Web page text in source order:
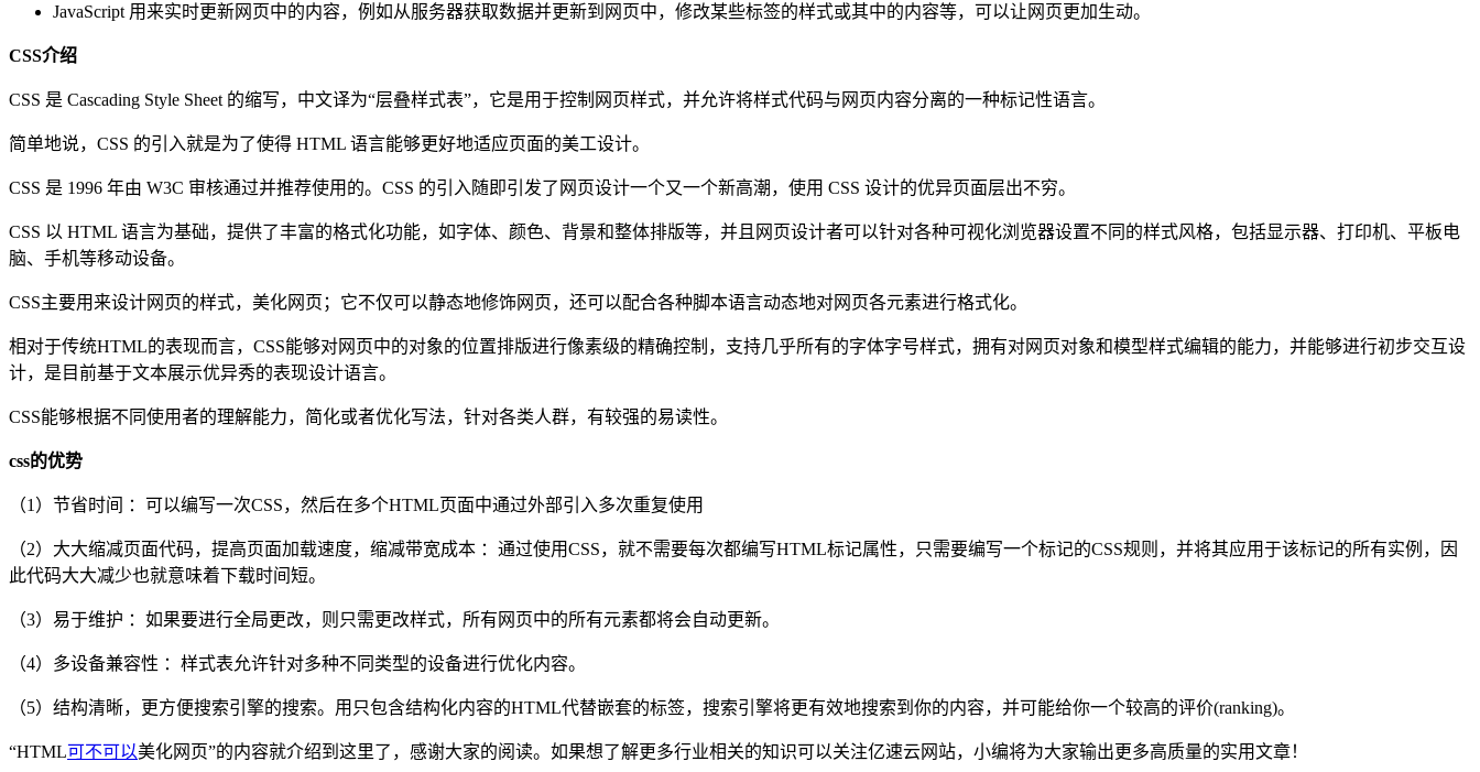
JavaScript 用来实时更新网页中的内容，例如从服务器获取数据并更新到网页中，修改某些标签的样式或其中的内容等，可以让网页更加生动。
CSS介绍
CSS 是 Cascading Style Sheet 的缩写，中文译为“层叠样式表”，它是用于控制网页样式，并允许将样式代码与网页内容分离的一种标记性语言。
简单地说，CSS 的引入就是为了使得 HTML 语言能够更好地适应页面的美工设计。
CSS 是 1996 年由 W3C 审核通过并推荐使用的。CSS 的引入随即引发了网页设计一个又一个新高潮，使用 CSS 设计的优异页面层出不穷。
CSS 以 HTML 语言为基础，提供了丰富的格式化功能，如字体、颜色、背景和整体排版等，并且网页设计者可以针对各种可视化浏览器设置不同的样式风格，包括显示器、打印机、平板电
脑、手机等移动设备。
CSS主要用来设计网页的样式，美化网页；它不仅可以静态地修饰网页，还可以配合各种脚本语言动态地对网页各元素进行格式化。
相对于传统HTML的表现而言，CSS能够对网页中的对象的位置排版进行像素级的精确控制，支持几乎所有的字体字号样式，拥有对网页对象和模型样式编辑的能力，并能够进行初步交互设
计，是目前基于文本展示优异秀的表现设计语言。
CSS能够根据不同使用者的理解能力，简化或者优化写法，针对各类人群，有较强的易读性。
css的优势
（1）节省时间 ：可以编写一次CSS，然后在多个HTML页面中通过外部引入多次重复使用
（2）大大缩减页面代码，提高页面加载速度，缩减带宽成本 ：通过使用CSS，就不需要每次都编写HTML标记属性，只需要编写一个标记的CSS规则，并将其应用于该标记的所有实例，因
此代码大大减少也就意味着下载时间短。
（3）易于维护 ：如果要进行全局更改，则只需更改样式，所有网页中的所有元素都将会自动更新。
（4）多设备兼容性 ：样式表允许针对多种不同类型的设备进行优化内容。
（5）结构清晰，更方便搜索引擎的搜索。用只包含结构化内容的HTML代替嵌套的标签，搜索引擎将更有效地搜索到你的内容，并可能给你一个较高的评价(ranking)。
“HTML可不可以美化网页”的内容就介绍到这里了，感谢大家的阅读。如果想了解更多行业相关的知识可以关注亿速云网站，小编将为大家输出更多高质量的实用文章！